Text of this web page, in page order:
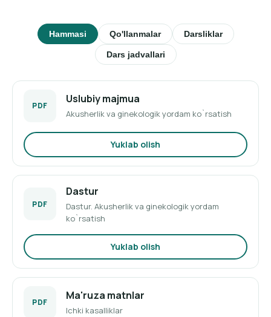
Hammasi Qo'llanmalar Darsliklar
Dars jadvallari
PDF
Uslubiy majmua
Akusherlik va ginekologik yordam ko`rsatish
Yuklab olish
PDF
Dastur
Dastur. Akusherlik va ginekologik yordam
ko`rsatish
Yuklab olish
PDF
Ma'ruza matnlar
Ichki kasalliklar